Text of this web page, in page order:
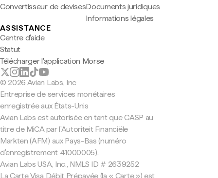
Convertisseur de devisesDocuments juridiques
Informations légales
ASSISTANCE
Centre d'aide
Statut
Télécharger l'application Morse
© 2026 Avian Labs, Inc
Entreprise de services monétaires
enregistrée aux États-Unis
Avian Labs est autorisée en tant que CASP au
titre de MiCA par l'Autoriteit Financiële
Markten (AFM) aux Pays-Bas (numéro
d'enregistrement 41000005).
Avian Labs USA, Inc., NMLS ID # 2639252
La Carte Visa Débit Prépayée (la « Carte ») est